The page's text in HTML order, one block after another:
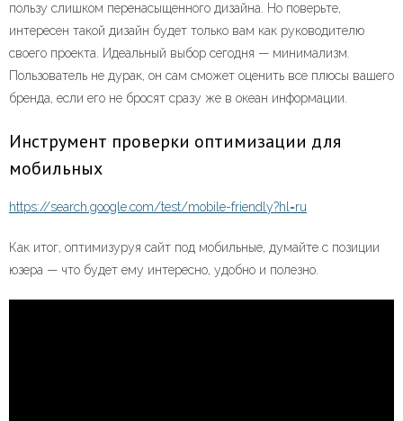
пользу слишком перенасыщенного дизайна. Но поверьте,
интересен такой дизайн будет только вам как руководителю
своего проекта. Идеальный выбор сегодня — минимализм.
Пользователь не дурак, он сам сможет оценить все плюсы вашего
бренда, если его не бросят сразу же в океан информации.
Инструмент проверки оптимизации для
мобильных
https://search.google.com/test/mobile-friendly?hl=ru
Как итог, оптимизуруя сайт под мобильные, думайте с позиции
юзера — что будет ему интересно, удобно и полезно.